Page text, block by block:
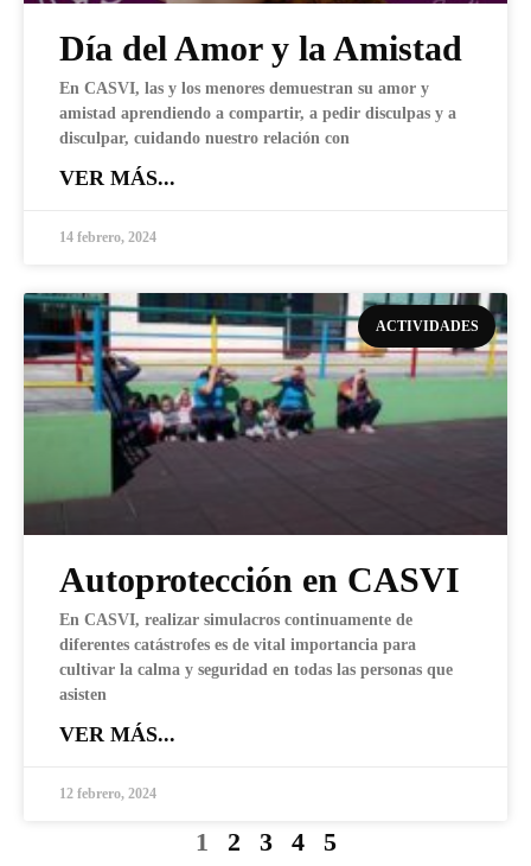
Día del Amor y la Amistad
En CASVI, las y los menores demuestran su amor y
amistad aprendiendo a compartir, a pedir disculpas y a
disculpar, cuidando nuestro relación con
VER MÁS...
14 febrero, 2024
ACTIVIDADES
Autoprotección en CASVI
En CASVI, realizar simulacros continuamente de
diferentes catástrofes es de vital importancia para
cultivar la calma y seguridad en todas las personas que
asisten
VER MÁS...
12 febrero, 2024
1 2 3 4 5